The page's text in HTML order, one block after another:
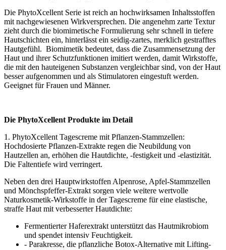
Die PhytoXcellent Serie ist reich an hochwirksamen Inhaltsstoffen
mit nachgewiesenen Wirkversprechen. Die angenehm zarte Textur
zieht durch die biomimetische Formulierung sehr schnell in tiefere
Hautschichten ein, hinterlässt ein seidig-zartes, merklich gestrafftes
Hautgefühl. Biomimetik bedeutet, dass die Zusammensetzung der
Haut und ihrer Schutzfunktionen imitiert werden, damit Wirkstoffe,
die mit den hauteigenen Substanzen vergleichbar sind, von der Haut
besser aufgenommen und als Stimulatoren eingestuft werden.
Geeignet für Frauen und Männer.
Die PhytoXcellent Produkte im Detail
1. PhytoXcellent Tagescreme mit Pflanzen-Stammzellen:
Hochdosierte Pflanzen-Extrakte regen die Neubildung von
Hautzellen an, erhöhen die Hautdichte, -festigkeit und -elastizität.
Die Faltentiefe wird verringert.
Neben den drei Hauptwirkstoffen Alpenrose, Apfel-Stammzellen
und Mönchspfeffer-Extrakt sorgen viele weitere wertvolle
Naturkosmetik-Wirkstoffe in der Tagescreme für eine elastische,
straffe Haut mit verbesserter Hautdichte:
Fermentierter Haferextrakt unterstützt das Hautmikrobiom
und spendet intensiv Feuchtigkeit.
- Parakresse, die pflanzliche Botox-Alternative mit Lifting-